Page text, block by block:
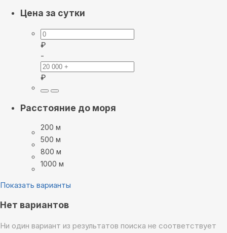
Цена за сутки
₽
-
₽
Расстояние до моря
200 м
500 м
800 м
1000 м
Показать варианты
Нет вариантов
Ни один вариант из результатов поиска не соответствует